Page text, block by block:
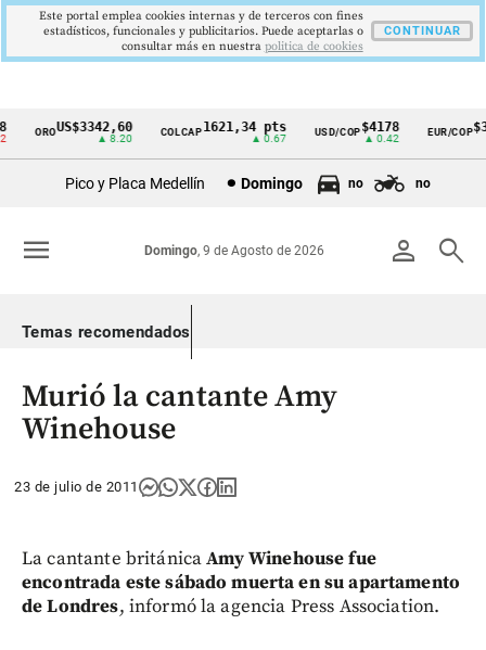
Cintillo
Colombia
OROUS$3342,60
▲ 8.20
COLCAP1621,34 pts
▲ 0.67
USD/COP$4178
▲ 0.42
EUR/COP
Pico y Placa Medellín Domingo no no
person search
Domingo, 9 de Agosto de 2026
menu
Temas recomendados
Murió la cantante Amy
Winehouse
23 de julio de 2011
La cantante británicaAmy Winehouse fue
encontrada este sábado muerta en su apartamento
de Londres, informó la agencia Press Association.
Este portal emplea cookies internas y de terceros con fines
estadísticos, funcionales y publicitarios. Puede aceptarlas o
consultar más en nuestra politica de cookies
CONTINUAR